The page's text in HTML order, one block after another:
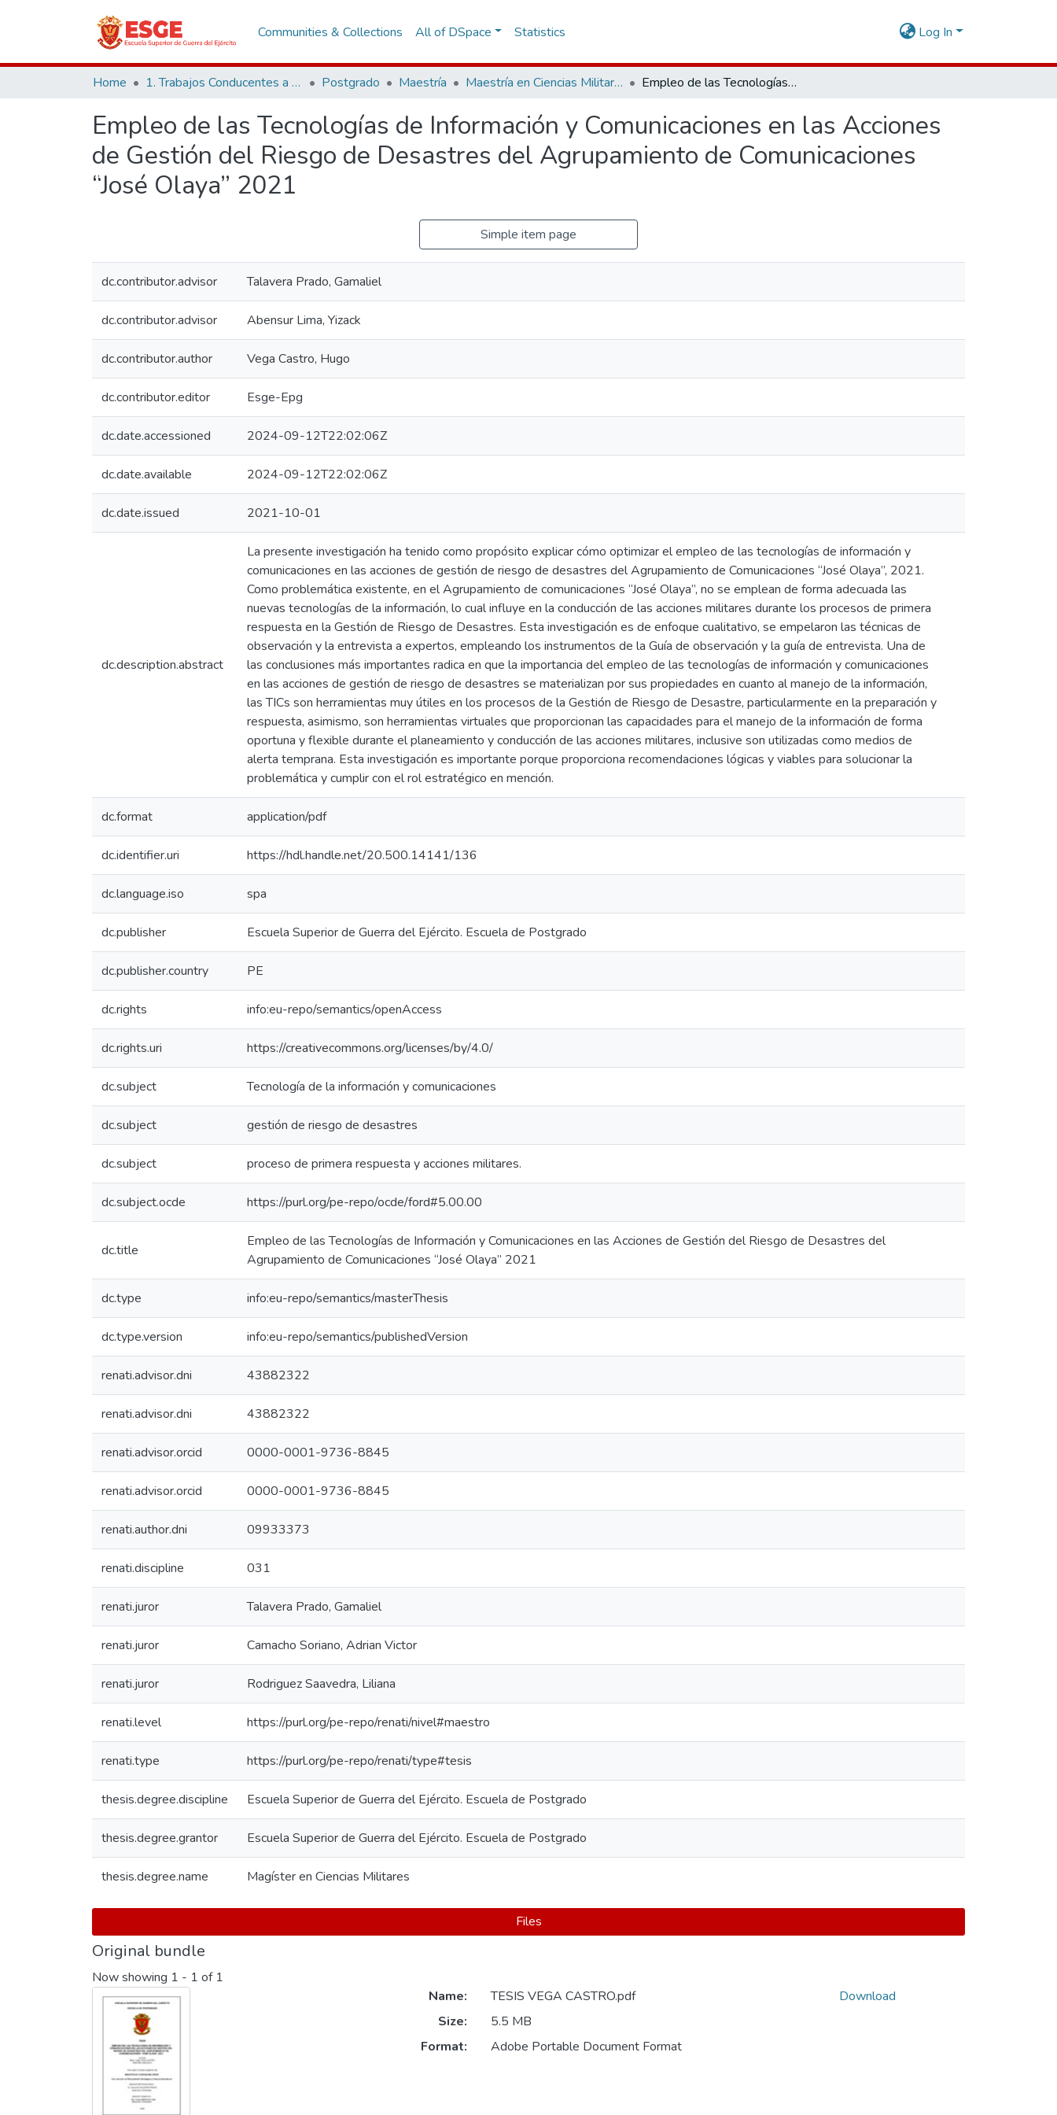
Communities & Collections All of DSpace Statistics Log In
Home 1. Trabajos Conducentes a Grados y Títulos Postgrado Maestría Maestría en Ciencias Militares Empleo de las Tecnologías de Información y Comunicaciones en las Acciones de Gestión del Riesgo de Desastres del Agrupamiento de Comunicaciones “José Olaya” 2021
Empleo de las Tecnologías de Información y Comunicaciones en las Acciones
de Gestión del Riesgo de Desastres del Agrupamiento de Comunicaciones
“José Olaya” 2021
Simple item page
dc.contributor.advisor Talavera Prado, Gamaliel
dc.contributor.advisor Abensur Lima, Yizack
dc.contributor.author Vega Castro, Hugo
dc.contributor.editor Esge-Epg
dc.date.accessioned 2024-09-12T22:02:06Z
dc.date.available 2024-09-12T22:02:06Z
dc.date.issued 2021-10-01
dc.description.abstract
La presente investigación ha tenido como propósito explicar cómo optimizar el empleo de las tecnologías de información y
comunicaciones en las acciones de gestión de riesgo de desastres del Agrupamiento de Comunicaciones “José Olaya”, 2021.
Como problemática existente, en el Agrupamiento de comunicaciones “José Olaya”, no se emplean de forma adecuada las
nuevas tecnologías de la información, lo cual influye en la conducción de las acciones militares durante los procesos de primera
respuesta en la Gestión de Riesgo de Desastres. Esta investigación es de enfoque cualitativo, se empelaron las técnicas de
observación y la entrevista a expertos, empleando los instrumentos de la Guía de observación y la guía de entrevista. Una de
las conclusiones más importantes radica en que la importancia del empleo de las tecnologías de información y comunicaciones
en las acciones de gestión de riesgo de desastres se materializan por sus propiedades en cuanto al manejo de la información,
las TICs son herramientas muy útiles en los procesos de la Gestión de Riesgo de Desastre, particularmente en la preparación y
respuesta, asimismo, son herramientas virtuales que proporcionan las capacidades para el manejo de la información de forma
oportuna y flexible durante el planeamiento y conducción de las acciones militares, inclusive son utilizadas como medios de
alerta temprana. Esta investigación es importante porque proporciona recomendaciones lógicas y viables para solucionar la
problemática y cumplir con el rol estratégico en mención.
dc.format application/pdf
dc.identifier.uri https://hdl.handle.net/20.500.14141/136
dc.language.iso spa
dc.publisher Escuela Superior de Guerra del Ejército. Escuela de Postgrado
dc.publisher.country PE
dc.rights info:eu-repo/semantics/openAccess
dc.rights.uri https://creativecommons.org/licenses/by/4.0/
dc.subject Tecnología de la información y comunicaciones
dc.subject gestión de riesgo de desastres
dc.subject proceso de primera respuesta y acciones militares.
dc.subject.ocde https://purl.org/pe-repo/ocde/ford#5.00.00
dc.title
Empleo de las Tecnologías de Información y Comunicaciones en las Acciones de Gestión del Riesgo de Desastres del
Agrupamiento de Comunicaciones “José Olaya” 2021
dc.type info:eu-repo/semantics/masterThesis
dc.type.version info:eu-repo/semantics/publishedVersion
renati.advisor.dni 43882322
renati.advisor.dni 43882322
renati.advisor.orcid 0000-0001-9736-8845
renati.advisor.orcid 0000-0001-9736-8845
renati.author.dni 09933373
renati.discipline 031
renati.juror Talavera Prado, Gamaliel
renati.juror Camacho Soriano, Adrian Victor
renati.juror Rodriguez Saavedra, Liliana
renati.level https://purl.org/pe-repo/renati/nivel#maestro
renati.type https://purl.org/pe-repo/renati/type#tesis
thesis.degree.discipline Escuela Superior de Guerra del Ejército. Escuela de Postgrado
thesis.degree.grantor Escuela Superior de Guerra del Ejército. Escuela de Postgrado
thesis.degree.name Magíster en Ciencias Militares
Files
Original bundle
Now showing 1 - 1 of 1
Name:
TESIS VEGA CASTRO.pdf
Size:
5.5 MB
Format:
Adobe Portable Document Format
Download